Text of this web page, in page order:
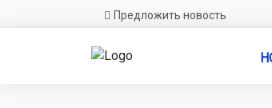
Предложить новость